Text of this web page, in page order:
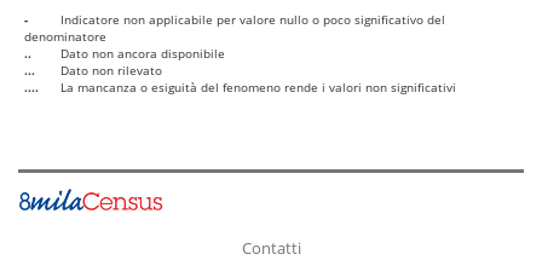
-
Indicatore non applicabile per valore nullo o poco significativo del
denominatore
..
Dato non ancora disponibile
...
Dato non rilevato
....
La mancanza o esiguità del fenomeno rende i valori non significativi
Contatti